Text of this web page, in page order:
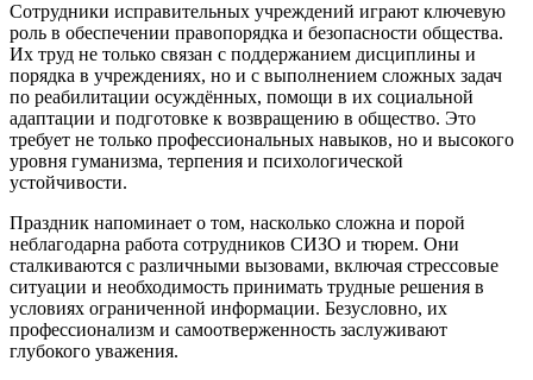
Сотрудники исправительных учреждений играют ключевую
роль в обеспечении правопорядка и безопасности общества.
Их труд не только связан с поддержанием дисциплины и
порядка в учреждениях, но и с выполнением сложных задач
по реабилитации осуждённых, помощи в их социальной
адаптации и подготовке к возвращению в общество. Это
требует не только профессиональных навыков, но и высокого
уровня гуманизма, терпения и психологической
устойчивости.
Праздник напоминает о том, насколько сложна и порой
неблагодарна работа сотрудников СИЗО и тюрем. Они
сталкиваются с различными вызовами, включая стрессовые
ситуации и необходимость принимать трудные решения в
условиях ограниченной информации. Безусловно, их
профессионализм и самоотверженность заслуживают
глубокого уважения.